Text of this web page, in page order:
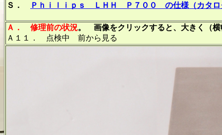
Ｓ． Ｐｈｉｌｉｐｓ ＬＨＨ Ｐ７００ の仕様（カタロ
Ａ． 修理前の状況。 画像をクリックすると、大きく（横
Ａ１１． 点検中 前から見る